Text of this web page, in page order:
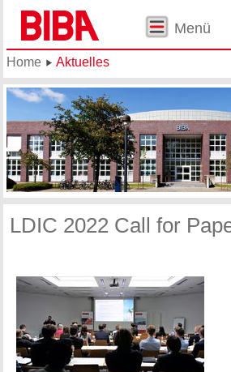
Menü
Home Aktuelles
LDIC 2022 Call for